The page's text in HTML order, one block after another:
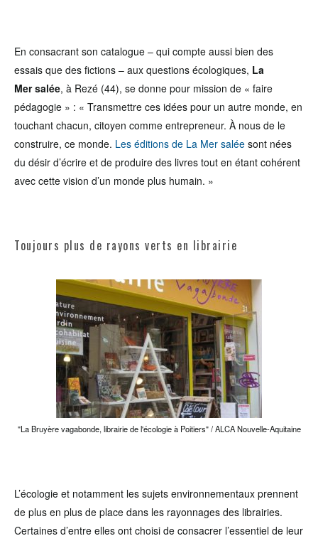
En consacrant son catalogue – qui compte aussi bien des
essais que des fictions – aux questions écologiques, La
Mer salée, à Rezé (44), se donne pour mission de « faire
pédagogie » : « Transmettre ces idées pour un autre monde, en
touchant chacun, citoyen comme entrepreneur. À nous de le
construire, ce monde. Les éditions de La Mer salée sont nées
du désir d’écrire et de produire des livres tout en étant cohérent
avec cette vision d’un monde plus humain. »
Toujours plus de rayons verts en librairie
"La Bruyère vagabonde, librairie de l'écologie à Poitiers" / ALCA Nouvelle-Aquitaine
L’écologie et notamment les sujets environnementaux prennent
de plus en plus de place dans les rayonnages des librairies.
Certaines d’entre elles ont choisi de consacrer l’essentiel de leur